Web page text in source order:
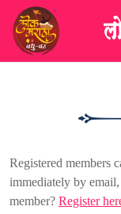
Registered members
immediately by
member? Register